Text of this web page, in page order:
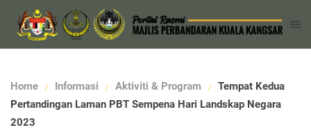
Home Informasi Aktiviti & Program
Tempat Kedua
Pertandingan Laman PBT Sempena Hari Landskap Negara
2023